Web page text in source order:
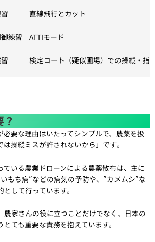
線飛行とカット
ATTIモード
コート（疑似圃場）での操縦・指
必要な理由はいたってシンプルで、農薬を扱
操縦ミスが許されないから」です。
ている農業ドローンによる農薬散布は、主に
もち病”などの病気の予防や、”カメムシ”な
して行っています。
農家さんの役に立つことだけでなく、日本の
ても重要な責務を抱えています。